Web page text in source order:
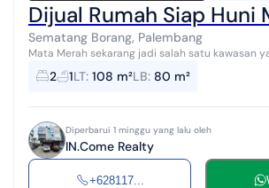
Dijual Rumah Siap Huni
Sematang Borang, Palembang
Mata Merah sekarang jadi salah satu kawasan
dilirik. Cocok buat yang mau punya rumah
jauh dari aktivitas seha...
2 1LT: 108 m²LB: 80 m²
Diperbarui 1 minggu yang lalu oleh
IN.Come Realty
+628117...